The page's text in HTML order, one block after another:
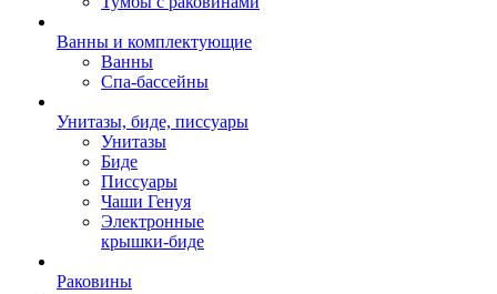
Ванны и комплектующие
Ванны
Спа-бассейны
Унитазы, биде, писсуары
Унитазы
Биде
Писсуары
Чаши Генуя
Электронные
крышки-биде
Раковины